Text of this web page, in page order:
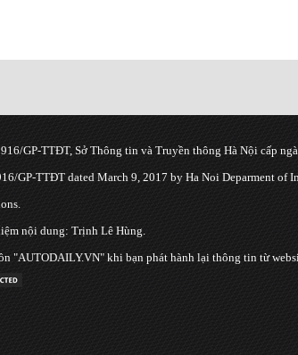
GP-TTĐT, Sở Thông tin và Truyền thông Hà Nội cấp
GP-TTĐT dated March 9, 2017 by Ha Noi Deparment of
nội dung: Trịnh Lê Hùng.
"AUTODAILY.VN" khi bạn phát hành lại thông tin từ